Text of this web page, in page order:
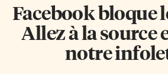
Facebook bloque
Allez à la source
notre